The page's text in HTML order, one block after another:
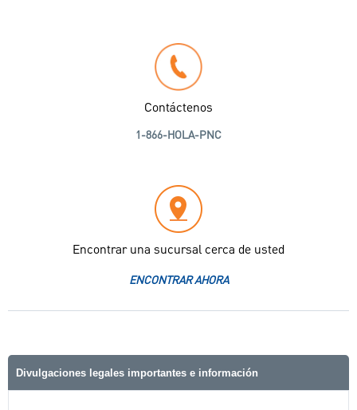
Contáctenos
1-866-HOLA-PNC
Encontrar una sucursal cerca de usted
ENCONTRAR AHORA
Divulgaciones legales importantes e información